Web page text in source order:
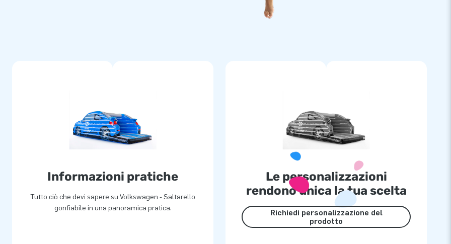
Informazioni pratiche
Tutto ciò che devi sapere su Volkswagen - Saltarello
gonfiabile in una panoramica pratica.
Le personalizzazioni
rendono unica la tua scelta
Richiedi personalizzazione del
prodotto